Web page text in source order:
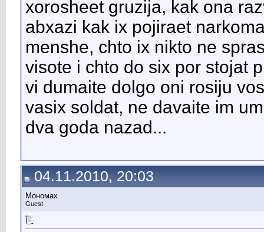
xorosheet gruzija, kak ona
abxazi kak ix pojiraet
menshe, chto ix nikto ne
visote i chto do six por stojat
vi dumaite dolgo oni rosiju
vasix soldat, ne davaite im
dva goda nazad...
04.11.2010, 20:03
Мономах
Guest